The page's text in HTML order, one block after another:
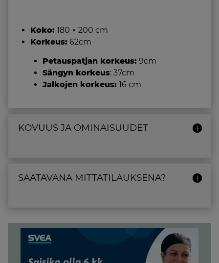
Koko: 180 × 200 cm
Korkeus: 62cm
Petauspatjan korkeus: 9cm
Sängyn korkeus: 37cm
Jalkojen korkeus: 16 cm
KOVUUS JA OMINAISUUDET
SAATAVANA MITTATILAUKSENA?